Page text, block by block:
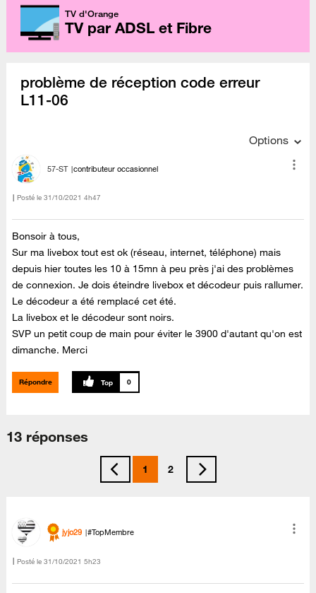
TV d'Orange
TV par ADSL et Fibre
problème de réception code erreur
L11-06
Options
57-ST contributeur occasionnel
Posté le ‎31/10/2021 4h47
Bonsoir à tous,
Sur ma livebox tout est ok (réseau, internet, téléphone) mais
depuis hier toutes les 10 à 15mn à peu près j'ai des problèmes
de connexion. Je dois éteindre livebox et décodeur puis rallumer.
Le décodeur a été remplacé cet été.
La livebox et le décodeur sont noirs.
SVP un petit coup de main pour éviter le 3900 d'autant qu'on est
dimanche. Merci
Répondre 0
13 réponses
1 2
jyjo29 #TopMembre
Posté le ‎31/10/2021 5h23